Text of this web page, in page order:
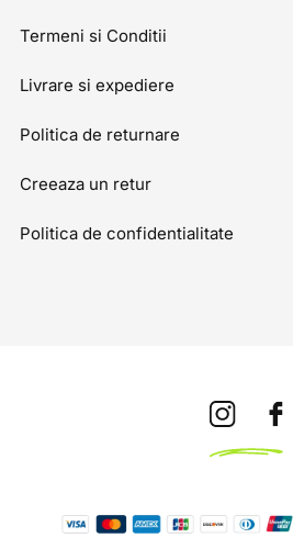
Termeni si Conditii
Livrare si expediere
Politica de returnare
Creeaza un retur
Politica de confidentialitate